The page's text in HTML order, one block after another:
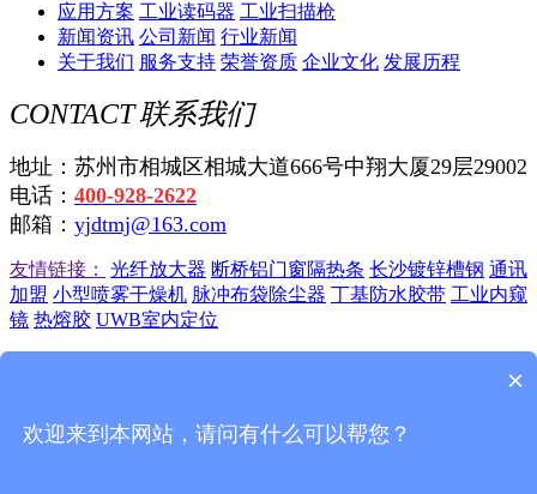
应用方案 工业读码器 工业扫描枪
新闻资讯 公司新闻 行业新闻
关于我们 服务支持 荣誉资质 企业文化 发展历程
CONTACT联系我们
地址：苏州市相城区相城大道666号中翔大厦29层29002
电话： 400-928-2622
邮箱： yjdtmj@163.com
友情链接： 光纤放大器 断桥铝门窗隔热条 长沙镀锌槽钢 通讯
加盟 小型喷雾干燥机 脉冲布袋除尘器 丁基防水胶带 工业内窥
镜 热熔胶 UWB室内定位
联系我们|站点地图|
×
欢迎来到本网站，请问有什么可以帮您？